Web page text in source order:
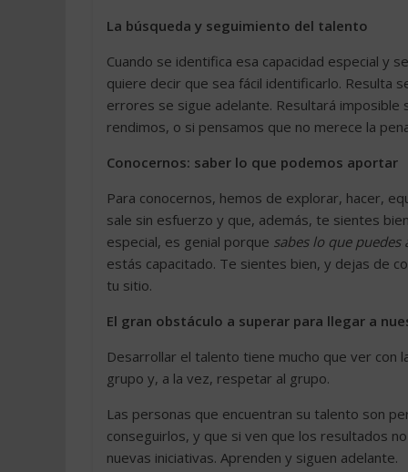
La búsqueda y seguimiento del talento
Cuando se identifica esa capacidad especial y
quiere decir que sea fácil identificarlo. Resulta
errores se sigue adelante. Resultará
rendimos, o si pensamos que no merece la
Conocernos: saber lo que podemos aportar
Para conocernos, hemos de explorar, hacer,
sale sin esfuerzo y que, además, te sientes
especial, es genial porque sabes lo que
estás capacitado. Te sientes bien, y dejas de
tu sitio.
El gran obstáculo a superar para llegar a
Desarrollar el talento tiene mucho que ver
grupo y, a la vez, respetar al grupo.
Las personas que encuentran su talento son
conseguirlos, y que si ven que los resultados
nuevas iniciativas. Aprenden y siguen adelante.